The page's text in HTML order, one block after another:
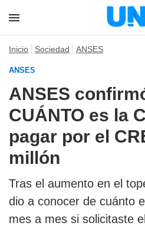
Inicio Sociedad ANSES
ANSES
ANSES
CUÁNTO es la
pagar por el
millón
Tras el aumento en el
dio a conocer de cuánto
mes a mes si solicitaste